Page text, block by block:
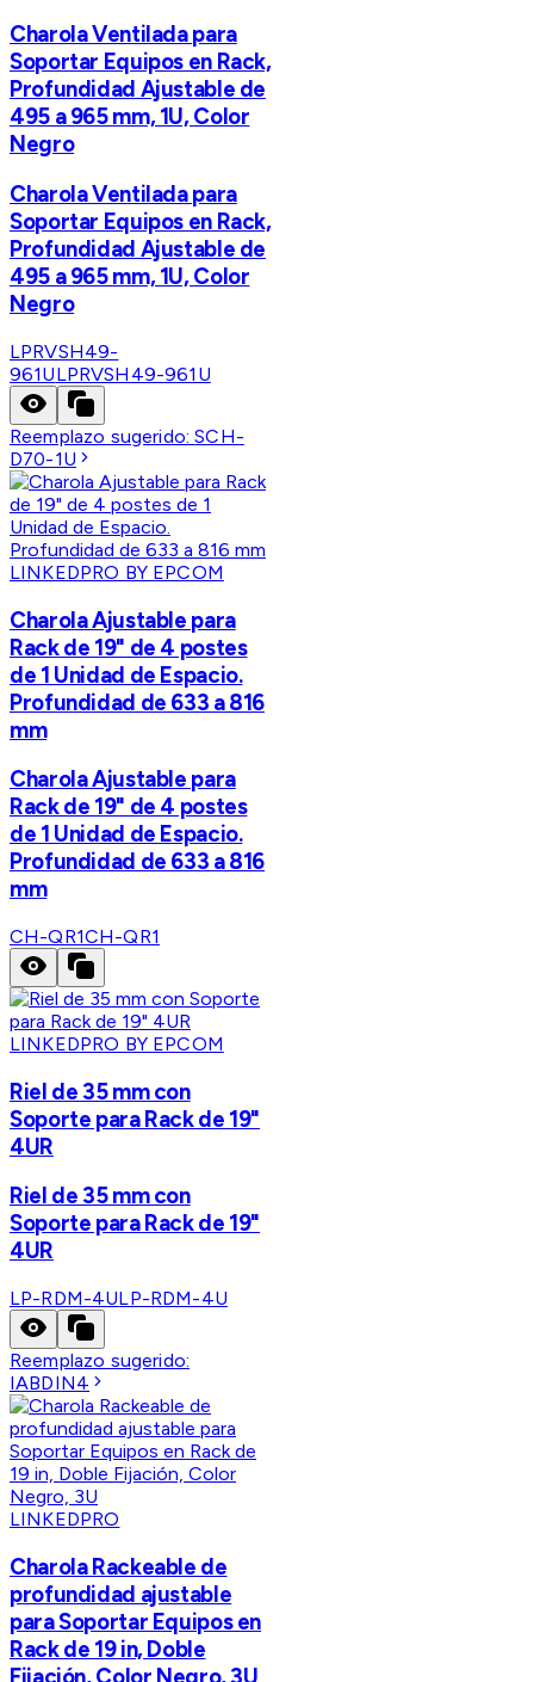
Charola Ventilada para
Soportar Equipos en Rack,
Profundidad Ajustable de
495 a 965 mm, 1U, Color
Negro
Charola Ventilada para
Soportar Equipos en Rack,
Profundidad Ajustable de
495 a 965 mm, 1U, Color
Negro
LPRVSH49-
961ULPRVSH49-961U
Reemplazo sugerido:SCH-
D70-1U
LINKEDPRO BY EPCOM
Charola Ajustable para
Rack de 19" de 4 postes
de 1 Unidad de Espacio.
Profundidad de 633 a 816
mm
Charola Ajustable para
Rack de 19" de 4 postes
de 1 Unidad de Espacio.
Profundidad de 633 a 816
mm
CH-QR1CH-QR1
LINKEDPRO BY EPCOM
Riel de 35 mm con
Soporte para Rack de 19"
4UR
Riel de 35 mm con
Soporte para Rack de 19"
4UR
LP-RDM-4ULP-RDM-4U
Reemplazo sugerido:
IABDIN4
LINKEDPRO
Charola Rackeable de
profundidad ajustable
para Soportar Equipos en
Rack de 19 in, Doble
Fijación, Color Negro, 3U